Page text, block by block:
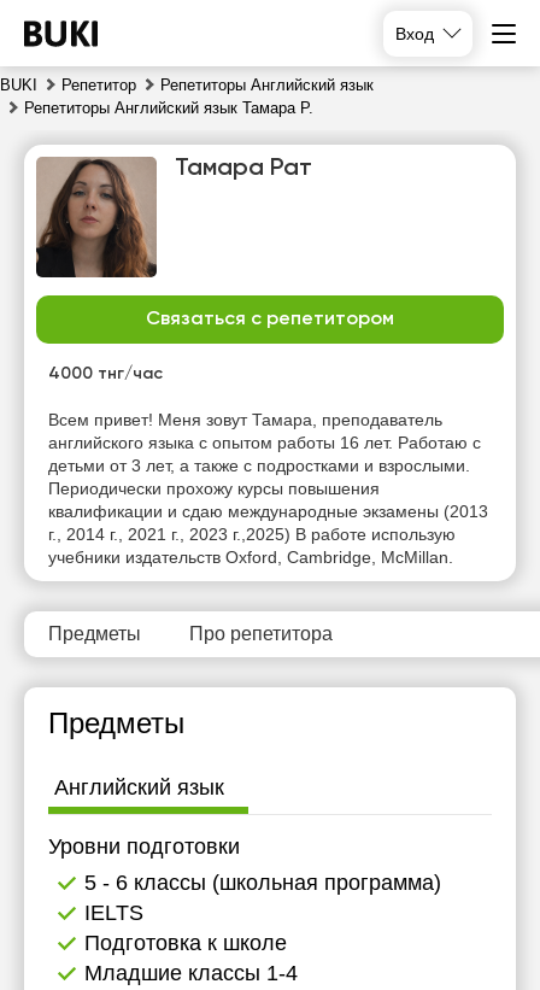
Вход
BUKI Репетитор
Репетиторы Английский язык
Репетиторы Английский язык Тамара Р.
Тамара Рат
Связаться с репетитором
4000 тнг/час
Всем привет! Меня зовут Тамара, преподаватель
английского языка с опытом работы 16 лет. Работаю с
детьми от 3 лет, а также с подростками и взрослыми.
Периодически прохожу курсы повышения
квалификации и сдаю международные экзамены (2013
г., 2014 г., 2021 г., 2023 г.,2025) В работе использую
учебники издательств Oxford, Cambridge, McMillan.
Предметы Про репетитора
Предметы
Английский язык
Уровни подготовки
5 - 6 классы (школьная программа)
IELTS
Подготовка к школе
Младшие классы 1-4
пн
вт
Нет
свободных
часов
Нет
свободных
часов
Нет
свободных
часов
свободных
часов